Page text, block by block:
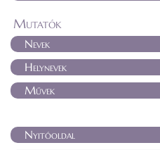
Mutatók
Nevek
Helynevek
Művek
Nyitóoldal